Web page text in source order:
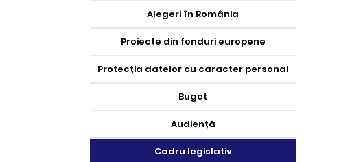
Alegeri în România
Proiecte din fonduri europene
Protecția datelor cu caracter personal
Buget
Audiență
Cadru legislativ